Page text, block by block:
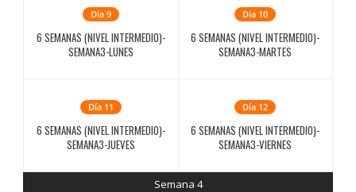
Día 9
6 SEMANAS (NIVEL INTERMEDIO)-
SEMANA3-LUNES
Día 10
6 SEMANAS (NIVEL INTERMEDIO)-
SEMANA3-MARTES
Día 11
6 SEMANAS (NIVEL INTERMEDIO)-
SEMANA3-JUEVES
Día 12
6 SEMANAS (NIVEL INTERMEDIO)-
SEMANA3-VIERNES
Semana 4